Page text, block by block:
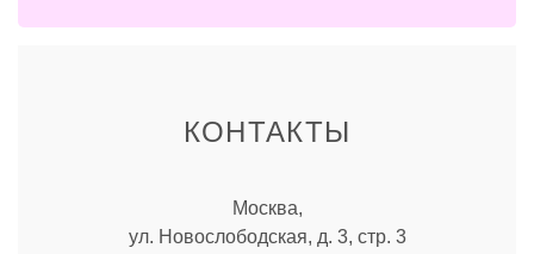
КОНТАКТЫ
Москва,
ул. Новослободская, д. 3, стр. 3